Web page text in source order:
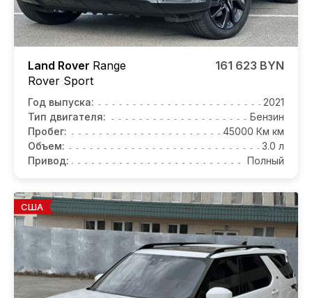
Land Rover Range
Rover Sport
161 623 BYN
Год выпуска:
2021
Тип двигателя:
Бензин
Пробег:
45000 Км км
Объем:
3.0 л
Привод:
Полный
США